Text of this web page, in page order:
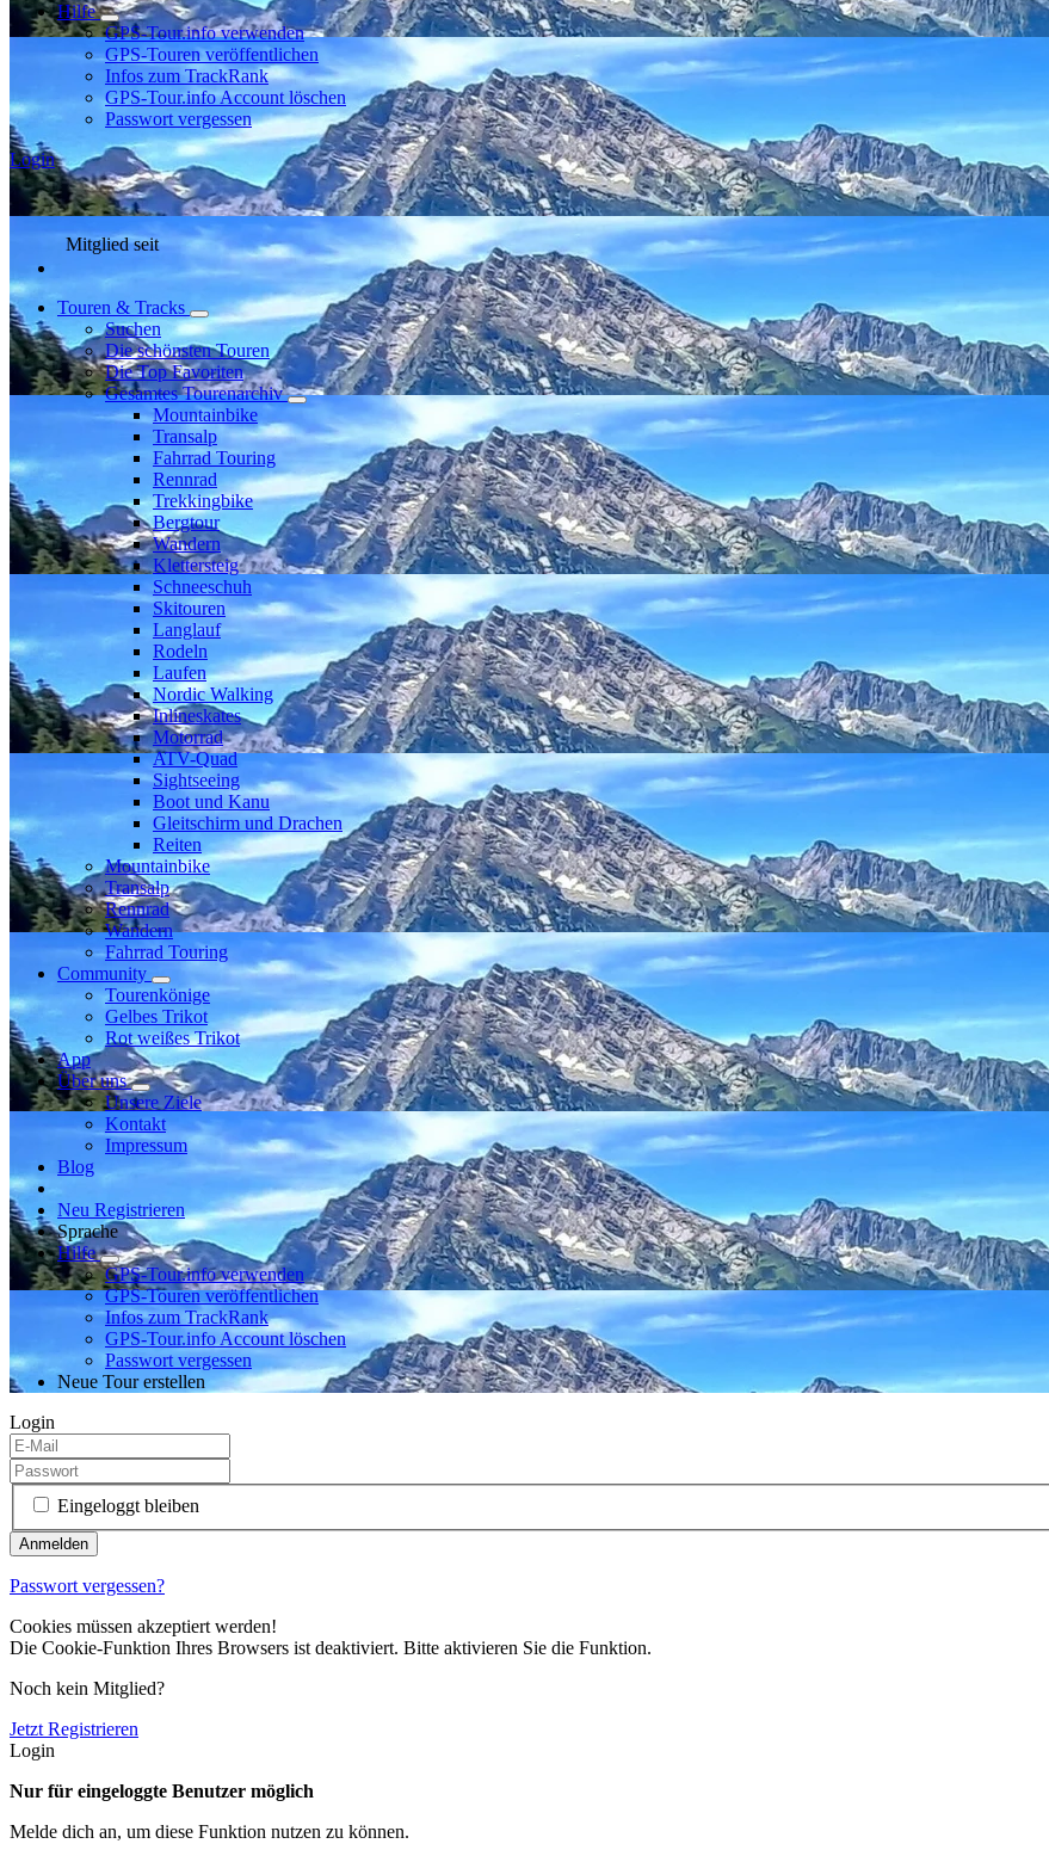
Hilfe
GPS-Tour.info verwenden
GPS-Touren veröffentlichen
Infos zum TrackRank
GPS-Tour.info Account löschen
Passwort vergessen
Login
Mitglied seit
Touren & Tracks
Suchen
Die schönsten Touren
Die Top Favoriten
Gesamtes Tourenarchiv
Mountainbike
Transalp
Fahrrad Touring
Rennrad
Trekkingbike
Bergtour
Wandern
Klettersteig
Schneeschuh
Skitouren
Langlauf
Rodeln
Laufen
Nordic Walking
Inlineskates
Motorrad
ATV-Quad
Sightseeing
Boot und Kanu
Gleitschirm und Drachen
Reiten
Mountainbike
Transalp
Rennrad
Wandern
Fahrrad Touring
Community
Tourenkönige
Gelbes Trikot
Rot weißes Trikot
App
Über uns
Unsere Ziele
Kontakt
Impressum
Blog
Neu Registrieren
Sprache
Hilfe
GPS-Tour.info verwenden
GPS-Touren veröffentlichen
Infos zum TrackRank
GPS-Tour.info Account löschen
Passwort vergessen
Neue Tour erstellen
Login
Eingeloggt bleiben
Passwort vergessen?
Cookies müssen akzeptiert werden!
Die Cookie-Funktion Ihres Browsers ist deaktiviert. Bitte aktivieren Sie die Funktion.
Noch kein Mitglied?
Jetzt Registrieren
Login
Nur für eingeloggte Benutzer möglich
Melde dich an, um diese Funktion nutzen zu können.